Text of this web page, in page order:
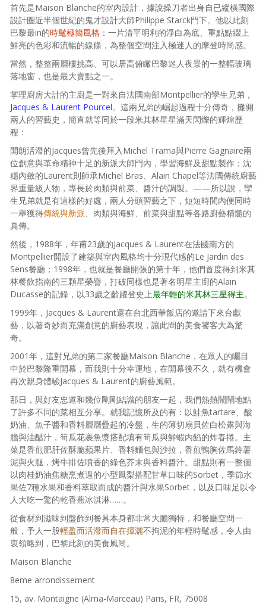
首先是Maison Blanche的室內設計，據說操刀者出身自已縱橫國際
設計圈近半個世紀的鬼才設計大師Philippe Starck門下。他以此刻
巴黎最in的時髦極簡風格 ：一片清平明利的淨白為底、重點點綴上
鮮亮的色彩和流暢的線條，為整個空間注入極迷人的摩登時尚感。
當然，整整兩層樓挑高、可以居高俯瞰巴黎迷人夜景的一整幅玻璃
落地窗，也是最大賣點之一。
掌理廚房大計的主廚是一對來自法國南部Montpellier的孿生兄弟，
Jacques & Laurent Pourcel。這兩兄弟的崛起過程十分傳奇，攤開
兩人的習藝史，簡直就等同於一段米其林星星滿天閃爍的輝煌歷
程：
開朗活潑的Jacques曾先後拜入Michel Trama與Pierre Gagnaire兩
位創意與革命精神十足的新派大師門內，學習海鮮及甜點製作；沈
穩內斂的Laurent則師承Michel Bras、Alain Chapel等法國傳統廚藝
界重量級人物，專長於肉類與前菜、醬汁的調製。——所以說，孿
生兄弟就是有這樣的好處，兩人分頭習藝之下，短短時間內便同時
一舉獲得傳統與新派、肉類與海鮮、前菜與甜點等各路廚藝精髓的
真傳。
然後，1988年，年甫23歲的Jacques & Laurent在法國南方的
Montpellier開設了建築與室內風格均十分現代感的Le Jardin des
Sens餐廳；1998年，也就是餐廳開張的第十年，他們首度得到米其
林餐飲指南的三顆星榮譽，打破同樣也是著名明星主廚的Alain
Ducasse的記錄，以33歲之齡躍登史上最年輕的米其林三星得主。
1999年，Jacques & Laurent還在台北西華飯店的邀請下來台獻
藝，以著奇妙而充滿創意的廚藝表現，讓此間的美食饕客大為驚
奇。
2001年，這對兄弟的第二家餐廳Maison Blanche，在眾人的矚目
中於巴黎隆重開幕，而我則十分幸運地，在開幕後不久，就有機會
再次親身體驗Jacques & Laurent的廚藝風範。
那日，與好友忠道和幾位剛剛結識的朋友一起，我們熱熱鬧鬧地點
了許多不同的菜相互分享。就我記憶所及的有：以鮭魚tartare、酸
奶油、魚子醬和香料層層疊起的冷盤，生的薄切扇貝佐白松露與海
膽與油醋汁，筍瓜花裹魚漿搭配填有筍瓜與鮮蝦內餡的炸春捲。主
菜是香煎肥肝佐酥脆蘋果片、香料麵包與沙拉，香煎鴨胸佐馬鈴薯
泥與火腿，烤牛排佐噴香的綠色芥末與香料醬汁。甜點則有一整個
以肉桂奶油焦糖烹煮過的小型鳳梨搭配甘草口味的Sorbet，季節水
果佐7種水果和香料萃取而成的醬汁與水果Sorbet，以及口味足以令
人大吃一驚的乾香蕉冰淇淋……。
從食材到滋味到盤飾到餐具本身都非常大膽獨特，和餐廳空間一
般，予人一股輕盈而活潑而自在揮灑不拘泥的年輕時髦感，令人由
衷領略到，巴黎此刻的美食風尚。
Maison Blanche
8eme arrondissement
15, av. Montaigne (Alma-Marceau) Paris, FR, 75008